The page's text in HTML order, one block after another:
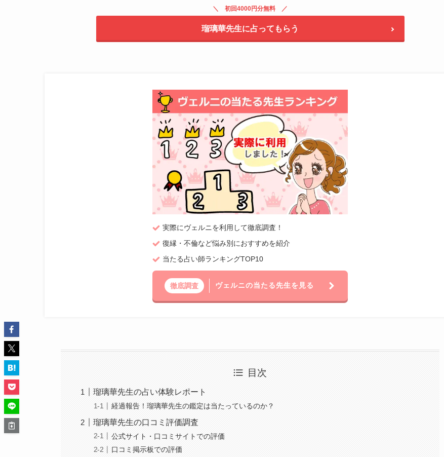
初回4000円分無料
瑠璃華先生に占ってもらう
実際にヴェルニを利用して徹底調査！
復縁・不倫など悩み別におすすめを紹介
当たる占い師ランキングTOP10
徹底調査 ヴェルニの当たる先生を見る
目次
瑠璃華先生の占い体験レポート
経過報告！瑠璃華先生の鑑定は当たっているのか？
瑠璃華先生の口コミ評価調査
公式サイト・口コミサイトでの評価
口コミ掲示板での評価